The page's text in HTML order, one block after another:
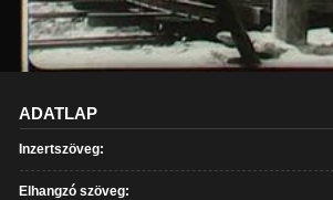
ADATLAP
Inzertszöveg:
Elhangzó szöveg: